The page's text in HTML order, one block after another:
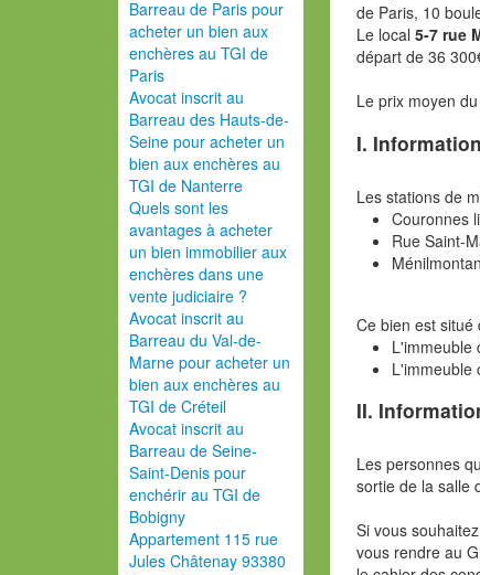
Barreau de Paris pour
acheter un bien aux
enchères au TGI de
Paris
Avocat inscrit au
Barreau des Hauts-de-
Seine pour acheter un
bien aux enchères au
TGI de Nanterre
Quels sont les
avantages à acheter
un bien immobilier aux
enchères dans une
vente judiciaire ?
Avocat inscrit au
Barreau du Val-de-
Marne pour acheter un
bien aux enchères au
TGI de Créteil
Avocat inscrit au
Barreau de Seine-
Saint-Denis pour
enchérir au TGI de
Bobigny
Appartement 115 rue
Jules Châtenay 93380
de Paris, 10
Le local5-7 rue
départ de 36
Le prix moyen
I.
Les stations de
Couronnes
Rue Saint-
Ce bien est
L'immeuble
L'immeuble
II.
Les personnes
sortie de la salle
Si vous
vous rendre au